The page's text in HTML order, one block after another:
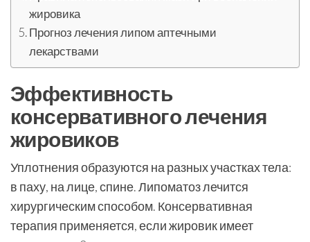
жировика
Прогноз лечения липом аптечными
лекарствами
Эффективность
консервативного лечения
жировиков
Уплотнения образуются на разных участках тела:
в паху, на лице, спине. Липоматоз лечится
хирургическим способом. Консервативная
терапия применяется, если жировик имеет